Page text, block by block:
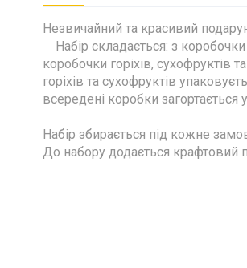
Незвичайний та красивий
Набір складається: з
коробочки горіхів, сухофруктів
горіхів та сухофруктів
всередені коробки
Набір збирається під кожне
До набору додається крафтовий